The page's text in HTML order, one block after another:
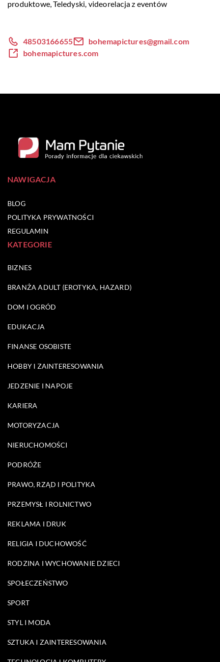
produktowe, Teledyski, videorelacja z eventów
48503166655
bohemapictures@gmail.com
bohemapictures.com
NAWIGACJA
BLOG
POLITYKA PRYWATNOŚCI
REGULAMIN
KATEGORIE
BIZNES
BRANŻA ADULT (EROTYKA, HAZARD)
DOM I OGRÓD
EDUKACJA
FINANSE OSOBISTE
HOBBY I ZAINTERESOWANIA
JEDZENIE I NAPOJE
KARIERA
MOTORYZACJA
NIERUCHOMOŚCI
PODRÓŻE
PRAWO, RZĄD I POLITYKA
PRZEMYSŁ I ROLNICTWO
REKLAMA I DRUK
RELIGIA I DUCHOWOŚĆ
RODZINA I WYCHOWANIE DZIECI
SPOŁECZEŃSTWO
SPORT
STYL I MODA
SZTUKA I ZAINTERESOWANIA